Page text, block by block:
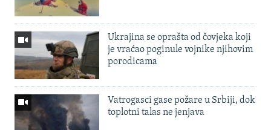
Ukrajina se oprašta od čovjeka koji
je vraćao poginule vojnike njihovim
porodicama
Vatrogasci gase požare u Srbiji, dok
toplotni talas ne jenjava